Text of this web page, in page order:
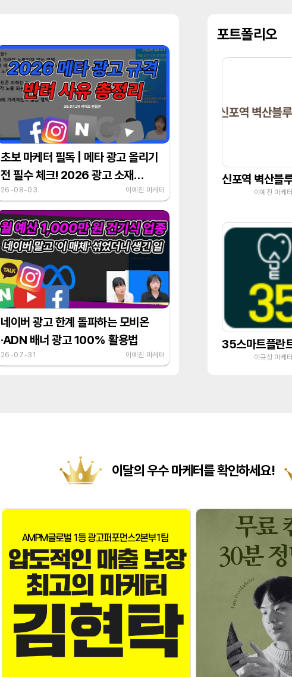
초보 마케터 필독 | 메타 광고 올리기
전 필수 체크! 2026 광고 소재
가이드 및 5대 반려 사유
26-08-03 이예진 마케터
네이버 광고 한계 돌파하는 모비온
·ADN 배너 광고 100% 활용법
26-07-31 이예진 마케터
포트폴리오
이예진 마케터
이규상 마케터
이달의 우수 마케터를 확인하세요!